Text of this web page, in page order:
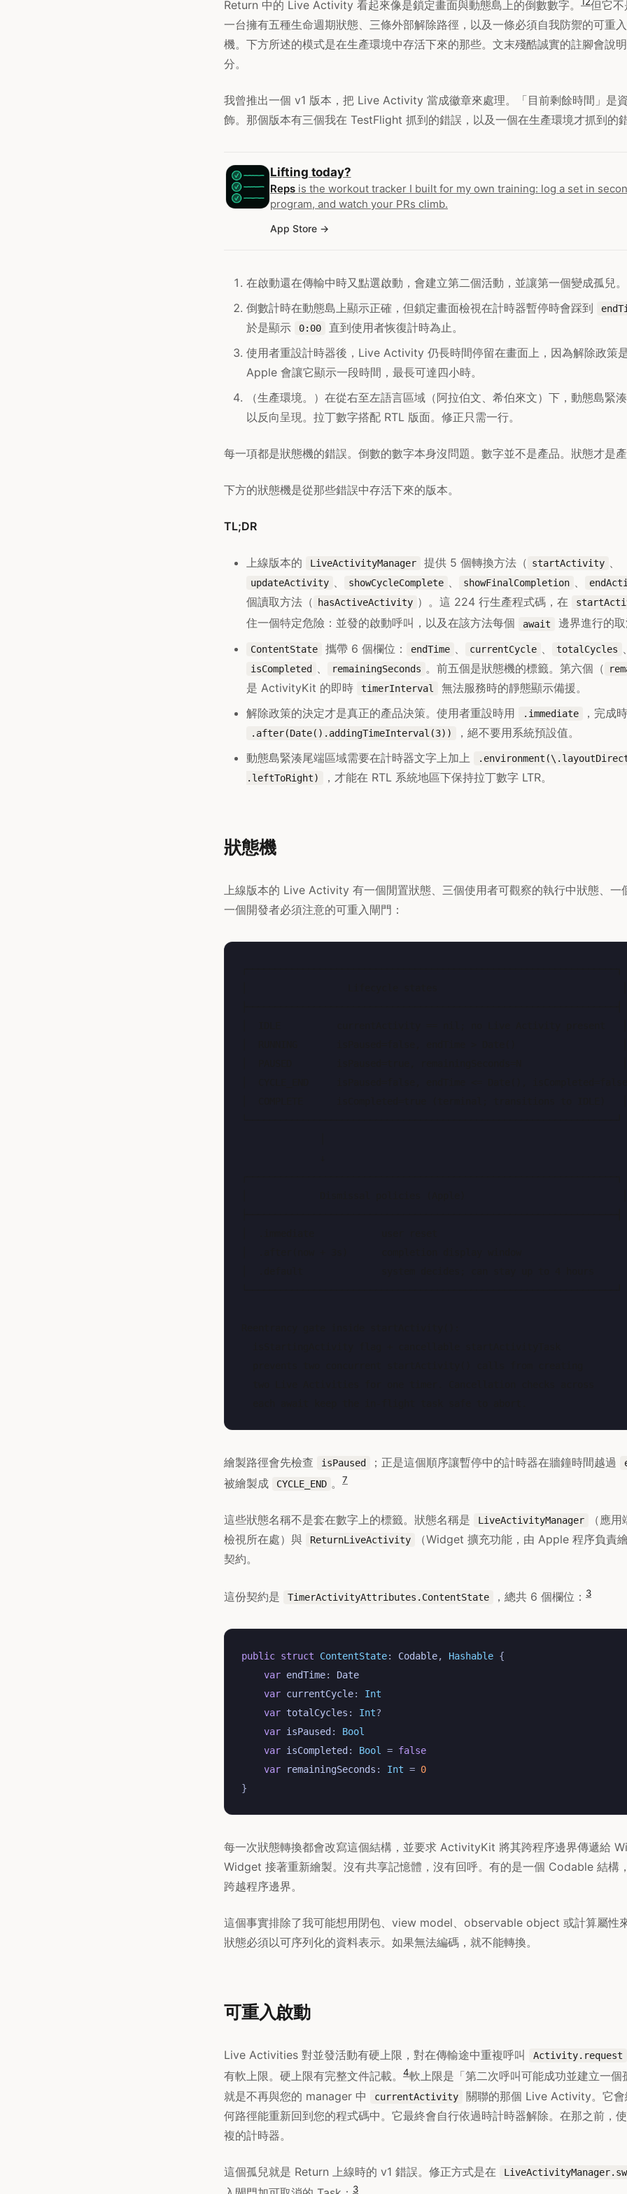
Return 中的 Live Activity 看起來像是鎖定畫面與動態島上的倒數數字。
但它不
一台擁有五種生命週期狀態、三條外部解除路徑，以及一條必須自我防禦的可重
機。下方所述的模式是在生產環境中存活下來的那些。文末殘酷誠實的註腳會說
分。
我曾推出一個 v1 版本，把 Live Activity 當成徽章來處理。「目前剩餘時間」是
飾。那個版本有三個我在 TestFlight 抓到的錯誤，以及一個在生產環境才抓到的
Lifting today?
Reps is the workout tracker I built for my own training: log a set in
program, and watch your PRs climb.
App Store
在啟動還在傳輸中時又點選啟動，會建立第二個活動，並讓第一個變成孤兒。
倒數計時在動態島上顯示正確，但鎖定畫面檢視在計時器暫停時會踩到
於是顯示
0:00
直到使用者恢復計時為止。
使用者重設計時器後，Live Activity 仍長時間停留在畫面上，因為解除政策
Apple 會讓它顯示一段時間，最長可達四小時。
（生產環境。）在從右至左語言區域（阿拉伯文、希伯來文）下，動態島緊
以反向呈現。拉丁數字搭配 RTL 版面。修正只需一行。
每一項都是狀態機的錯誤。倒數的數字本身沒問題。數字並不是產品。狀態才是產
下方的狀態機是從那些錯誤中存活下來的版本。
TL;DR
上線版本的 LiveActivityManager 提供 5 個轉換方法（ startActivity 、
updateActivity 、 showCycleComplete 、 showFinalCompletion 、
個讀取方法（
hasActiveActivity ）。這 224 行生產程式碼，在
住一個特定危險：並發的啟動呼叫，以及在該方法每個
await 邊界進行的取
ContentState 攜帶 6 個欄位： endTime currentCycle totalCycles
isCompleted remainingSeconds 。前五個是狀態機的標籤。第六個（
是 ActivityKit 的即時
timerInterval
無法服務時的靜態顯示備援。
解除政策的決定才是真正的產品決策。使用者重設時用
.immediate ，完成
.after(Date().addingTimeInterval(3))
，絕不要用系統預設值。
動態島緊湊尾端區域需要在計時器文字上加上
.leftToRight)
，才能在 RTL 系統地區下保持拉丁數字 LTR。
狀態機
上線版本的 Live Activity 有一個閒置狀態、三個使用者可觀察的執行中狀態、一
一個開發者必須注意的可重入閘門：
繪製路徑會先檢查 isPaused ；正是這個順序讓暫停中的計時器在牆鐘時間越過
被繪製成
CYCLE_END 。 7
這些狀態名稱不是套在數字上的標籤。狀態名稱是 LiveActivityManager
（應
檢視所在處）與
ReturnLiveActivity
（Widget 擴充功能，由 Apple 程序負責
契約。
這份契約是 TimerActivityAttributes.ContentState ，總共 6 個欄位： 3
public struct ContentState: Codable, Hashable {
var endTime:
Date
var currentCycle:
Int
var totalCycles : Int?
var isPaused :
Bool
var isCompleted : Bool = false
var
remainingSeconds : Int = 0
}
每一次狀態轉換都會改寫這個結構，並要求 ActivityKit 將其跨程序邊界傳遞給
Widget 接著重新繪製。沒有共享記憶體，沒有回呼。有的是一個 Codable 結構
跨越程序邊界。
這個事實排除了我可能想用閉包、view model、observable object 或計算屬性來
狀態必須以可序列化的資料表示。如果無法編碼，就不能轉換。
可重入啟動
Live Activities 對並發活動有硬上限，對在傳輸途中重複呼叫 Activity.request
有軟上限。硬上限有完整文件記載。
4軟上限是「第二次呼叫可能成功並建立一個
就是不再與您的 manager 中
currentActivity
關聯的那個 Live Activity。它會
何路徑能重新回到您的程式碼中。它最終會自行依過時計時器解除。在那之前，
複的計時器。
這個孤兒就是 Return 上線時的 v1 錯誤。修正方式是在
3